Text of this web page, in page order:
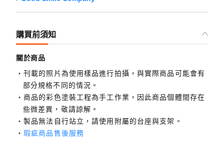
購買前須知
關於商品
刊載的照片為使用樣品進行拍攝，與實際商品可能會有
部分規格不同的情況。
商品的彩色塗裝工程為手工作業，因此商品個體間存在
些微差異，敬請諒解。
製品無法自行站立，請使用附屬的台座與支架。
瑕疵商品售後服務